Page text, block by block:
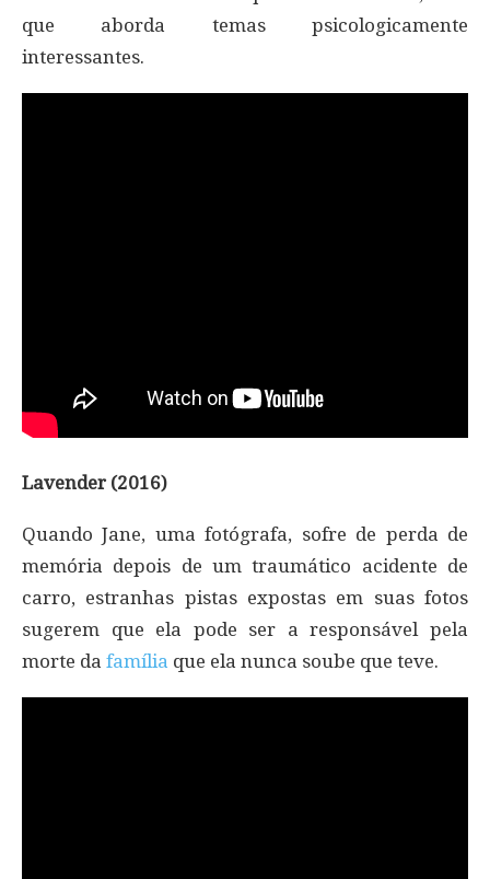
que aborda temas psicologicamente
interessantes.
Lavender (2016)
Quando Jane, uma fotógrafa, sofre de perda de
memória depois de um traumático acidente de
carro, estranhas pistas expostas em suas fotos
sugerem que ela pode ser a responsável pela
morte da família que ela nunca soube que teve.